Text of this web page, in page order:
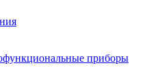
приборы